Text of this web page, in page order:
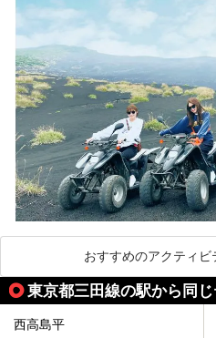
おすすめのアクティビ
東京都三田線の駅から同
西高島平